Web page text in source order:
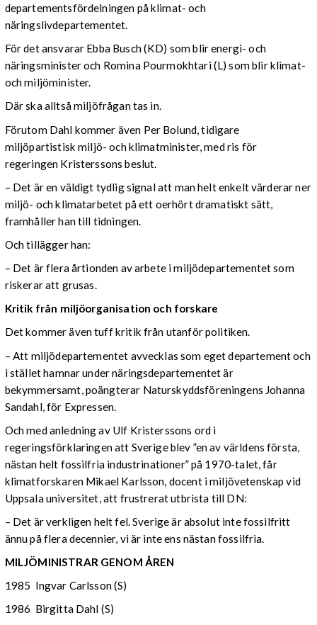
departementsfördelningen på klimat- och
näringslivdepartementet.
För det ansvarar Ebba Busch (KD) som blir energi- och
näringsminister och Romina Pourmokhtari (L) som blir klimat-
och miljöminister.
Där ska alltså miljöfrågan tas in.
Förutom Dahl kommer även Per Bolund, tidigare
miljöpartistisk miljö- och klimatminister, med ris för
regeringen Kristerssons beslut.
– Det är en väldigt tydlig signal att man helt enkelt värderar ner
miljö- och klimatarbetet på ett oerhört dramatiskt sätt,
framhåller han till tidningen.
Och tillägger han:
– Det är flera årtionden av arbete i miljödepartementet som
riskerar att grusas.
Kritik från miljöorganisation och forskare
Det kommer även tuff kritik från utanför politiken.
– Att miljödepartementet avvecklas som eget departement och
i stället hamnar under näringsdepartementet är
bekymmersamt, poängterar Naturskyddsföreningens Johanna
Sandahl, för Expressen.
Och med anledning av Ulf Kristerssons ord i
regeringsförklaringen att Sverige blev ”en av världens första,
nästan helt fossilfria industrinationer” på 1970-talet, får
klimatforskaren Mikael Karlsson, docent i miljövetenskap vid
Uppsala universitet, att frustrerat utbrista till DN:
– Det är verkligen helt fel. Sverige är absolut inte fossilfritt
ännu på flera decennier, vi är inte ens nästan fossilfria.
MILJÖMINISTRAR GENOM ÅREN
1985 Ingvar Carlsson (S)
1986 Birgitta Dahl (S)